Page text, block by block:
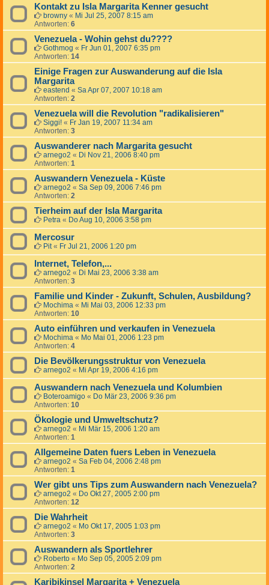
Kontakt zu Isla Margarita Kenner gesucht
browny « Mi Jul 25, 2007 8:15 am
Antworten: 6
Venezuela - Wohin gehst du????
Gothmog « Fr Jun 01, 2007 6:35 pm
Antworten: 14
Einige Fragen zur Auswanderung auf die Isla
Margarita
eastend « Sa Apr 07, 2007 10:18 am
Antworten: 2
Venezuela will die Revolution "radikalisieren"
Siggi! « Fr Jan 19, 2007 11:34 am
Antworten: 3
Auswanderer nach Margarita gesucht
arnego2 « Di Nov 21, 2006 8:40 pm
Antworten: 1
Auswandern Venezuela - Küste
arnego2 « Sa Sep 09, 2006 7:46 pm
Antworten: 2
Tierheim auf der Isla Margarita
Petra « Do Aug 10, 2006 3:58 pm
Mercosur
Pit« Fr Jul 21, 2006 1:20 pm
Internet, Telefon,...
arnego2 « Di Mai 23, 2006 3:38 am
Antworten: 3
Familie und Kinder - Zukunft, Schulen, Ausbildung?
Mochima « Mi Mai 03, 2006 12:33 pm
Antworten: 10
Auto einführen und verkaufen in Venezuela
Mochima « Mo Mai 01, 2006 1:23 pm
Antworten: 4
Die Bevölkerungsstruktur von Venezuela
arnego2 « Mi Apr 19, 2006 4:16 pm
Auswandern nach Venezuela und Kolumbien
Boteroamigo « Do Mär 23, 2006 9:36 pm
Antworten: 10
Ökologie und Umweltschutz?
arnego2 « Mi Mär 15, 2006 1:20 am
Antworten: 1
Allgemeine Daten fuers Leben in Venezuela
arnego2 « Sa Feb 04, 2006 2:48 pm
Antworten: 1
Wer gibt uns Tips zum Auswandern nach Venezuela?
arnego2 « Do Okt 27, 2005 2:00 pm
Antworten: 12
Die Wahrheit
arnego2 « Mo Okt 17, 2005 1:03 pm
Antworten: 3
Auswandern als Sportlehrer
Roberto « Mo Sep 05, 2005 2:09 pm
Antworten: 2
Karibikinsel Margarita + Venezuela